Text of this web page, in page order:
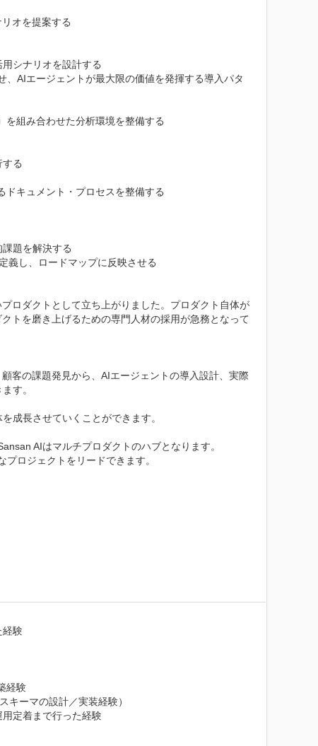
オを提案する
シナリオを設計する
、AIエージェントが最大限の価値を発揮する導入パタ
を組み合わせた分析環境を整備する
る
ドキュメント・プロセスを整備する
題を解決する
義し、ロードマップに反映させる
ロダクトとして立ち上がりました。プロダクト自体が
トを磨き上げるための専門人材の採用が急務となって
客の課題発見から、AIエージェントの導入設計、実際
す。
成長させていくことができます。
AIはマルチプロダクトのハブとなります。
ロジェクトをリードできます。
経験
経験
ーマの設計／実装経験）
定着まで行った経験